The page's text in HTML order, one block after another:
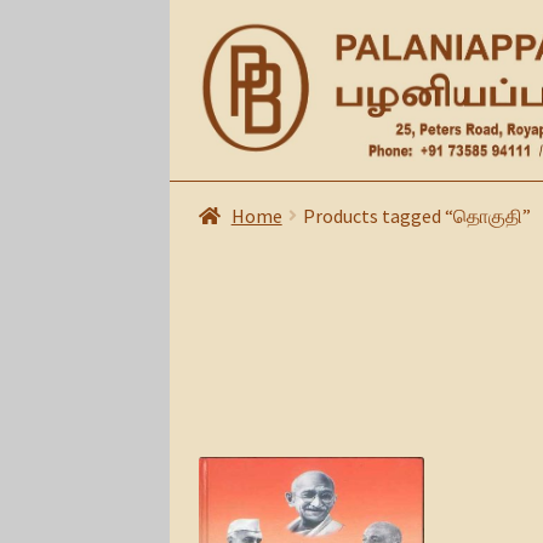
Skip
to
Skip
to
Home Products tagged “தொகுதி”